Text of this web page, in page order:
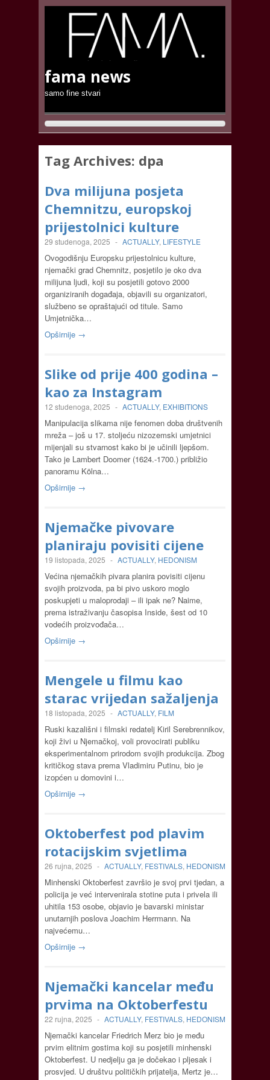
fama news
samo fine stvari
Tag Archives: dpa
Dva milijuna posjeta
Chemnitzu, europskoj
prijestolnici kulture
29 studenoga, 2025 - ACTUALLY, LIFESTYLE
Ovogodišnju Europsku prijestolnicu kulture,
njemački grad Chemnitz, posjetilo je oko dva
milijuna ljudi, koji su posjetili gotovo 2000
organiziranih događaja, objavili su organizatori,
službeno se opraštajući od titule. Samo
Umjetnička…
Opširnije →
Slike od prije 400 godina –
kao za Instagram
12 studenoga, 2025 - ACTUALLY, EXHIBITIONS
Manipulacija slikama nije fenomen doba društvenih
mreža – još u 17. stoljeću nizozemski umjetnici
mijenjali su stvarnost kako bi je učinili ljepšom.
Tako je Lambert Doomer (1624.-1700.) približio
panoramu Kölna…
Opširnije →
Njemačke pivovare
planiraju povisiti cijene
19 listopada, 2025 - ACTUALLY, HEDONISM
Većina njemačkih pivara planira povisiti cijenu
svojih proizvoda, pa bi pivo uskoro moglo
poskupjeti u maloprodaji – ili ipak ne? Naime,
prema istraživanju časopisa Inside, šest od 10
vodećih proizvođača…
Opširnije →
Mengele u filmu kao
starac vrijedan sažaljenja
18 listopada, 2025 - ACTUALLY, FILM
Ruski kazališni i filmski redatelj Kiril Serebrennikov,
koji živi u Njemačkoj, voli provocirati publiku
eksperimentalnom prirodom svojih produkcija. Zbog
kritičkog stava prema Vladimiru Putinu, bio je
izopćen u domovini i…
Opširnije →
Oktoberfest pod plavim
rotacijskim svjetlima
26 rujna, 2025 - ACTUALLY, FESTIVALS, HEDONISM
Minhenski Oktoberfest završio je svoj prvi tjedan, a
policija je već intervenirala stotine puta i privela ili
uhitila 153 osobe, objavio je bavarski ministar
unutarnjih poslova Joachim Herrmann. Na
najvećemu…
Opširnije →
Njemački kancelar među
prvima na Oktoberfestu
22 rujna, 2025 - ACTUALLY, FESTIVALS, HEDONISM
Njemački kancelar Friedrich Merz bio je među
prvim elitnim gostima koji su posjetili minhenski
Oktoberfest. U nedjelju ga je dočekao i pljesak i
prosvjed. U društvu političkih prijatelja, Mertz je…